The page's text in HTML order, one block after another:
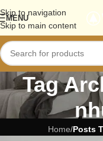
Skip to navigation
Skip to main content
MENU
Tag
Home/Posts